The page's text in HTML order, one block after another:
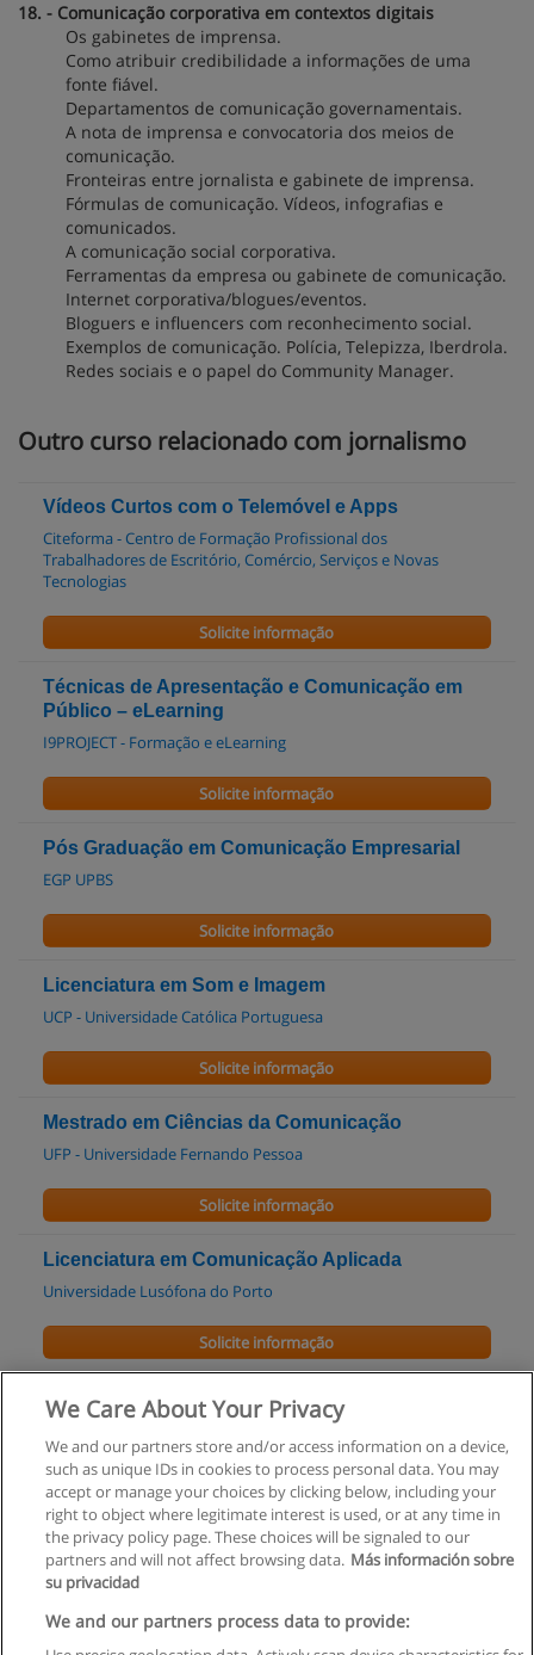
18. - Comunicação corporativa em contextos digitais
Os gabinetes de imprensa.
Como atribuir credibilidade a informações de uma
fonte fiável.
Departamentos de comunicação governamentais.
A nota de imprensa e convocatoria dos meios de
comunicação.
Fronteiras entre jornalista e gabinete de imprensa.
Fórmulas de comunicação. Vídeos, infografias e
comunicados.
A comunicação social corporativa.
Ferramentas da empresa ou gabinete de comunicação.
Internet corporativa/blogues/eventos.
Bloguers e influencers com reconhecimento social.
Exemplos de comunicação. Polícia, Telepizza, Iberdrola.
Redes sociais e o papel do Community Manager.
Outro curso relacionado com jornalismo
Vídeos Curtos com o Telemóvel e Apps
Citeforma - Centro de Formação Profissional dos
Trabalhadores de Escritório, Comércio, Serviços e Novas
Tecnologias
Solicite informação
Técnicas de Apresentação e Comunicação em
Público – eLearning
I9PROJECT - Formação e eLearning
Solicite informação
Pós Graduação em Comunicação Empresarial
EGP UPBS
Solicite informação
Licenciatura em Som e Imagem
UCP - Universidade Católica Portuguesa
Solicite informação
Mestrado em Ciências da Comunicação
UFP - Universidade Fernando Pessoa
Solicite informação
Licenciatura em Comunicação Aplicada
Universidade Lusófona do Porto
Solicite informação
Licenciatura em Design de Comunicação
Solicite informação
Regras de uso
We Care About Your Privacy
We and our partners store and/or access information on a device,
such as unique IDs in cookies to process personal data. You may
accept or manage your choices by clicking below, including your
right to object where legitimate interest is used, or at any time in
the privacy policy page. These choices will be signaled to our
partners and will not affect browsing data. Más información sobre
su privacidad
We and our partners process data to provide: